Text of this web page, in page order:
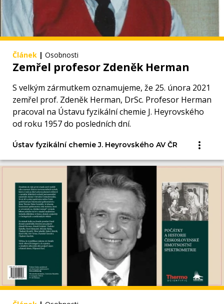
Článek | Osobnosti
Zemřel profesor Zdeněk Herman
S velkým zármutkem oznamujeme, že 25. února 2021
zemřel prof. Zdeněk Herman, DrSc. Profesor Herman
pracoval na Ústavu fyzikální chemie J. Heyrovského
od roku 1957 do posledních dní.
Ústav fyzikální chemie J. Heyrovského AV ČR